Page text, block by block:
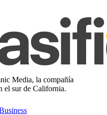
Media, la compañía
el sur de California.